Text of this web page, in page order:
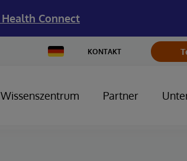
Connect
Change
Country
KONTAKT
Wissenszentrum Partner